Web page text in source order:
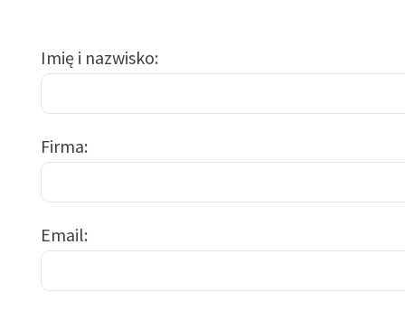
Imię i nazwisko
Firma
Email